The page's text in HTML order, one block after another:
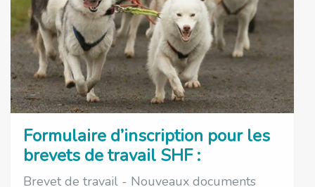
Formulaire d’inscription pour les
brevets de travail SHF :
Brevet de travail - Nouveaux documents